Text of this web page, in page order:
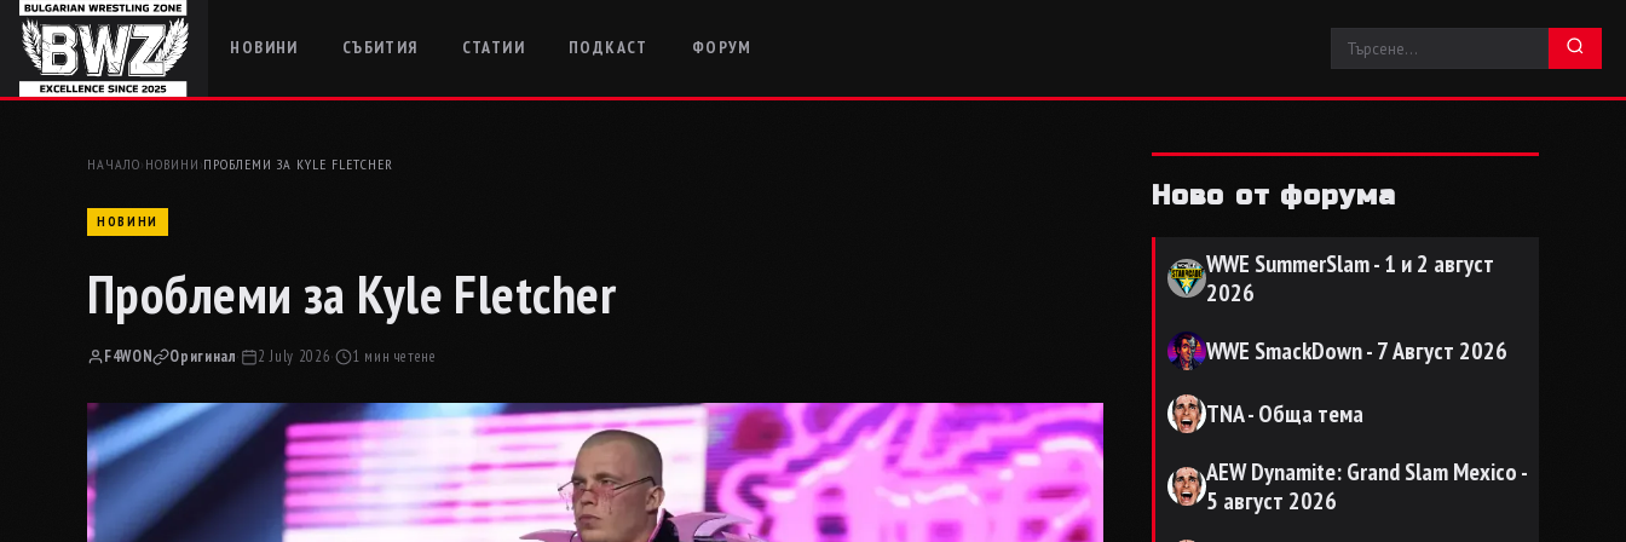
НОВИНИ СЪБИТИЯ СТАТИИ ПОДКАСТ ФОРУМ
НАЧАЛО› НОВИНИ ›ПРОБЛЕМИ ЗА KYLE FLETCHER
НОВИНИ
Проблеми за Kyle Fletcher
F4WON Оригинал· 2 July 2026· 1 мин четене
Ново от форума
WWE SummerSlam - 1 и 2 август
2026
WWE SmackDown - 7 Август 2026
TNA - Обща тема
AEW Dynamite: Grand Slam Mexico -
5 август 2026